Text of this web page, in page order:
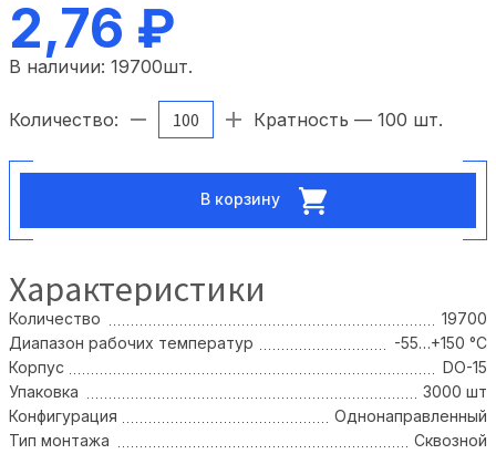
2,76 ₽
В наличии: 19700шт.
Количество: Кратность — 100 шт.
В корзину
Характеристики
Количество
19700
Диапазон рабочих температур
-55…+150 °С
Корпус
DO-15
Упаковка
3000 шт
Конфигурация
Однонаправленный
Тип монтажа
Сквозной